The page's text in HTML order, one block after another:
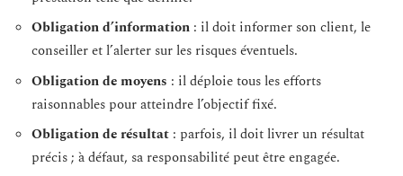
Obligation d’information : il doit informer son client, le
conseiller et l’alerter sur les risques éventuels.
Obligation de moyens : il déploie tous les efforts
raisonnables pour atteindre l’objectif fixé.
Obligation de résultat : parfois, il doit livrer un résultat
précis ; à défaut, sa responsabilité peut être engagée.